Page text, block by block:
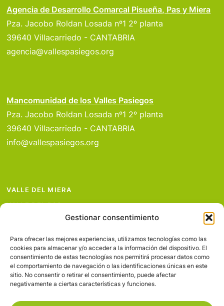
Gestionar consentimiento
Para ofrecer las mejores experiencias, utilizamos tecnologías como las
cookies para almacenar y/o acceder a la información del dispositivo. El
consentimiento de estas tecnologías nos permitirá procesar datos como
el comportamiento de navegación o las identificaciones únicas en este
sitio. No consentir o retirar el consentimiento, puede afectar
negativamente a ciertas características y funciones.
Agencia de Desarrollo Comarcal Pisueña, Pas y Miera
Pza. Jacobo Roldan Losada nº1 2º planta
39640 Villacarriedo - CANTABRIA
agencia@vallespasiegos.org
Mancomunidad de los Valles Pasiegos
Pza. Jacobo Roldan Losada nº1 2º planta
39640 Villacarriedo - CANTABRIA
info@vallespasiegos.org
VALLE DEL MIERA
VALLE DEL PAS
VALLE DEL PISUEÑA
PROYECTOS
SERVICIOS
AVISO LEGAL